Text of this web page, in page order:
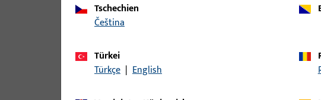
Unterlagen
Werkzeuge allgemein
Tschechien
čeština
Türkei
Türkçe | English